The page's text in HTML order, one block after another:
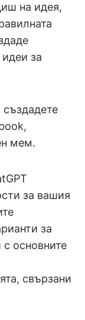
на идея,
за
мем.
за вашия
за
основните
свързани